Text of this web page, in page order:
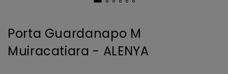
Porta Guardanapo M
Muiracatiara - ALENYA